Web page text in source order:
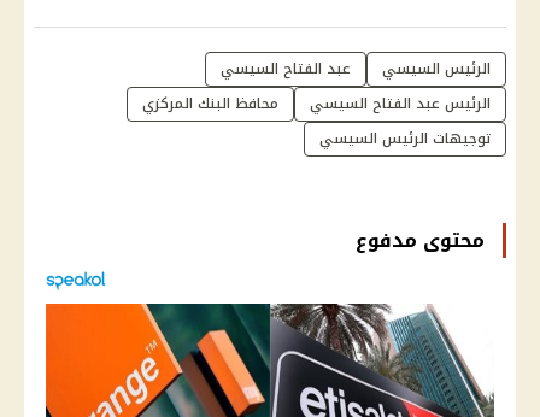
الرئيس السيسي
عبد الفتاح السيسي
الرئيس عبد الفتاح السيسي
محافظ البنك المركزي
توجيهات الرئيس السيسي
محتوى مدفوع